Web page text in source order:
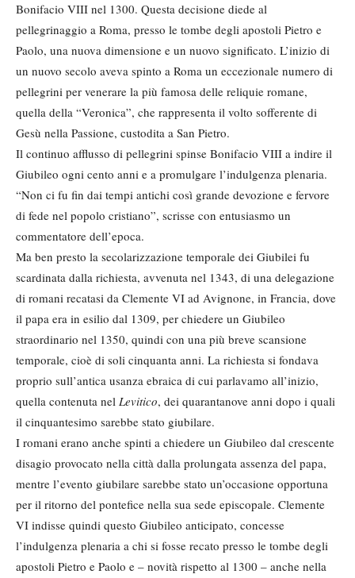
Bonifacio VIII nel 1300. Questa decisione diede al
pellegrinaggio a Roma, presso le tombe degli apostoli Pietro e
Paolo, una nuova dimensione e un nuovo significato. L’inizio di
un nuovo secolo aveva spinto a Roma un eccezionale numero di
pellegrini per venerare la più famosa delle reliquie romane,
quella della “Veronica”, che rappresenta il volto sofferente di
Gesù nella Passione, custodita a San Pietro.
Il continuo afflusso di pellegrini spinse Bonifacio VIII a indire il
Giubileo ogni cento anni e a promulgare l’indulgenza plenaria.
“Non ci fu fin dai tempi antichi così grande devozione e fervore
di fede nel popolo cristiano”, scrisse con entusiasmo un
commentatore dell’epoca.
Ma ben presto la secolarizzazione temporale dei Giubilei fu
scardinata dalla richiesta, avvenuta nel 1343, di una delegazione
di romani recatasi da Clemente VI ad Avignone, in Francia, dove
il papa era in esilio dal 1309, per chiedere un Giubileo
straordinario nel 1350, quindi con una più breve scansione
temporale, cioè di soli cinquanta anni. La richiesta si fondava
proprio sull’antica usanza ebraica di cui parlavamo all’inizio,
quella contenuta nel Levitico, dei quarantanove anni dopo i quali
il cinquantesimo sarebbe stato giubilare.
I romani erano anche spinti a chiedere un Giubileo dal crescente
disagio provocato nella città dalla prolungata assenza del papa,
mentre l’evento giubilare sarebbe stato un’occasione opportuna
per il ritorno del pontefice nella sua sede episcopale. Clemente
VI indisse quindi questo Giubileo anticipato, concesse
l’indulgenza plenaria a chi si fosse recato presso le tombe degli
apostoli Pietro e Paolo e – novità rispetto al 1300 – anche nella